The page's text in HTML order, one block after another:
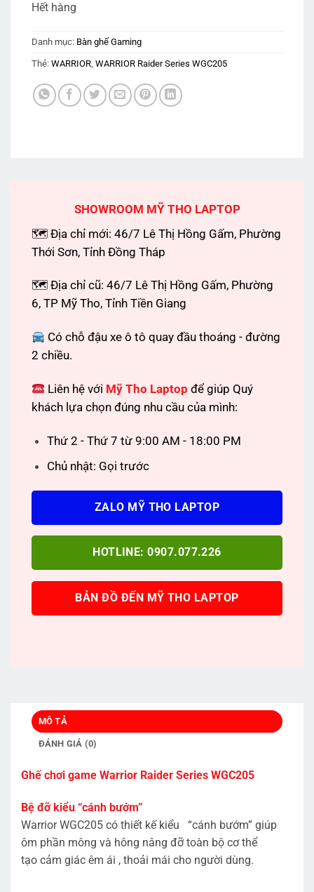
Hết hàng
Danh mục: Bàn ghế Gaming
Thẻ: WARRIOR, WARRIOR Raider Series WGC205
SHOWROOM MỸ THO LAPTOP
🗺 Địa chỉ mới: 46/7 Lê Thị Hồng Gấm, Phường
Thới Sơn, Tỉnh Đồng Tháp
🗺 Địa chỉ cũ: 46/7 Lê Thị Hồng Gấm, Phường
6, TP Mỹ Tho, Tỉnh Tiền Giang
Có chỗ đậu xe ô tô quay đầu thoáng - đường
2 chiều.
Liên hệ với Mỹ Tho Laptop để giúp Quý
khách lựa chọn đúng nhu cầu của mình:
Thứ 2 - Thứ 7 từ 9:00 AM - 18:00 PM
Chủ nhật: Gọi trước
ZALO MỸ THO LAPTOP
HOTLINE: 0907.077.226
BẢN ĐỒ ĐẾN MỸ THO LAPTOP
MÔ TẢ
ĐÁNH GIÁ (0)
Ghế chơi game Warrior Raider Series WGC205
Bệ đỡ kiểu “cánh bướm”
Warrior WGC205 có thiết kế kiểu “cánh bướm” giúp
ôm phần mông và hông nâng đỡ toàn bộ cơ thể
tạo cảm giác êm ái , thoải mái cho người dùng.